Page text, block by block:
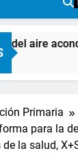
del aire
Primaria
para la
la salud,